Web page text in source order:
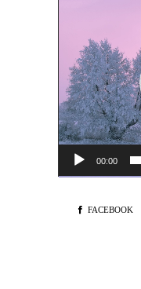
00:00
FACEBOOK